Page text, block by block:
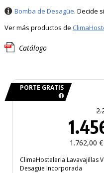
Bomba de Desagüe. Decide
Ver más productos de
Catálogo
PORTE GRATIS
1.762,00
ClimaHosteleria Lavavajillas
Desagüe Incorporada